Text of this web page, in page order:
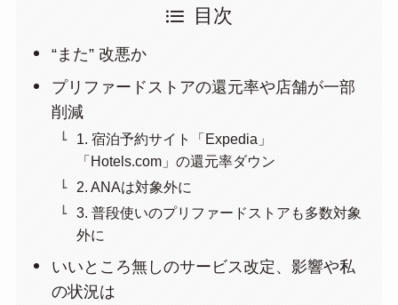
目次
“また” 改悪か
プリファードストアの還元率や店舗が一部
削減
1. 宿泊予約サイト「Expedia」
「Hotels.com」の還元率ダウン
2. ANAは対象外に
3. 普段使いのプリファードストアも多数対象
外に
いいところ無しのサービス改定、影響や私
の状況は